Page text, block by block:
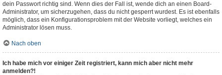
dein Passwort richtig sind. Wenn dies der Fall ist, wende dich an einen Board-
Administrator, um sicherzugehen, dass du nicht gesperrt wurdest. Es ist ebenfalls
möglich, dass ein Konfigurationsproblem mit der Website vorliegt, welches ein
Administrator lösen muss.
Nach oben
Ich habe mich vor einiger Zeit registriert, kann mich aber nicht mehr
anmelden?!